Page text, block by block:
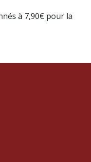
à 7,90€ pour la